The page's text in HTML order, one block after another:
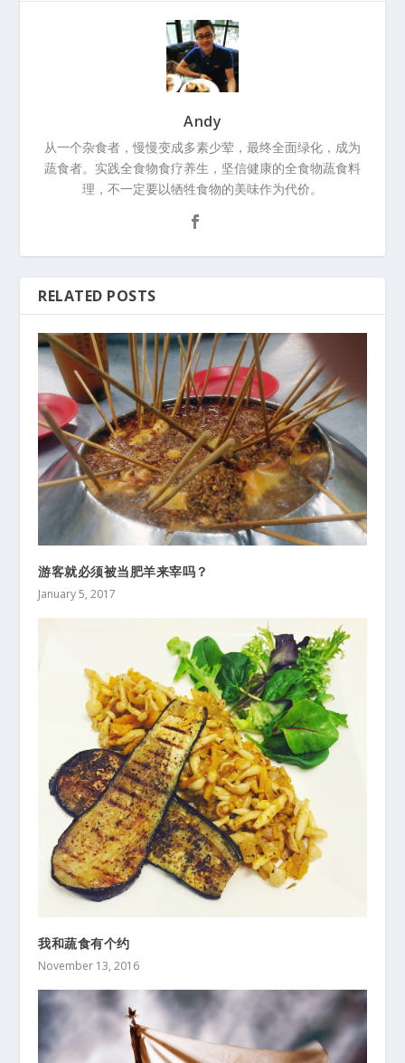
Andy
从一个杂食者，慢慢变成多素少荤，最终全面绿化，成为
蔬食者。实践全食物食疗养生，坚信健康的全食物蔬食料
理，不一定要以牺牲食物的美味作为代价。
RELATED POSTS
游客就必须被当肥羊来宰吗？
January 5, 2017
我和蔬食有个约
November 13, 2016